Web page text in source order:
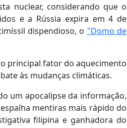
nuclear, considerando que o
e a Rússia expira em 4 de
dispendioso, o "Domo de
principal fator do aquecimento
às mudanças climáticas.
um apocalipse da informação,
mentiras mais rápido do
filipina e ganhadora do